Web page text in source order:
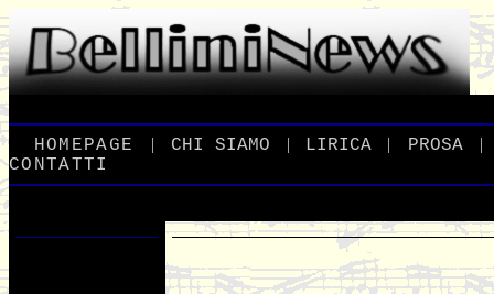
HOMEPAGE | CHI _SIAMO | LIRICA | PROSA_ |
CONTATTI